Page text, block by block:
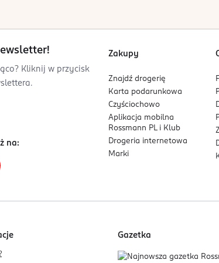
mgiełki:
formuła nie obciąża włosów i nie powoduje
możesz aplikować także przed stylizacją na
ODPOWIEDZIALNY
Sp. z o.o.
cosmetics.com
Kliknij w przycisk
na:
Zakupy
Znajdź drogerię
Karta podarunkowa
Czyściochowo
Aplikacja mobilna
Rossmann PL i Klub
Drogeria internetowa
Marki
Gazetka